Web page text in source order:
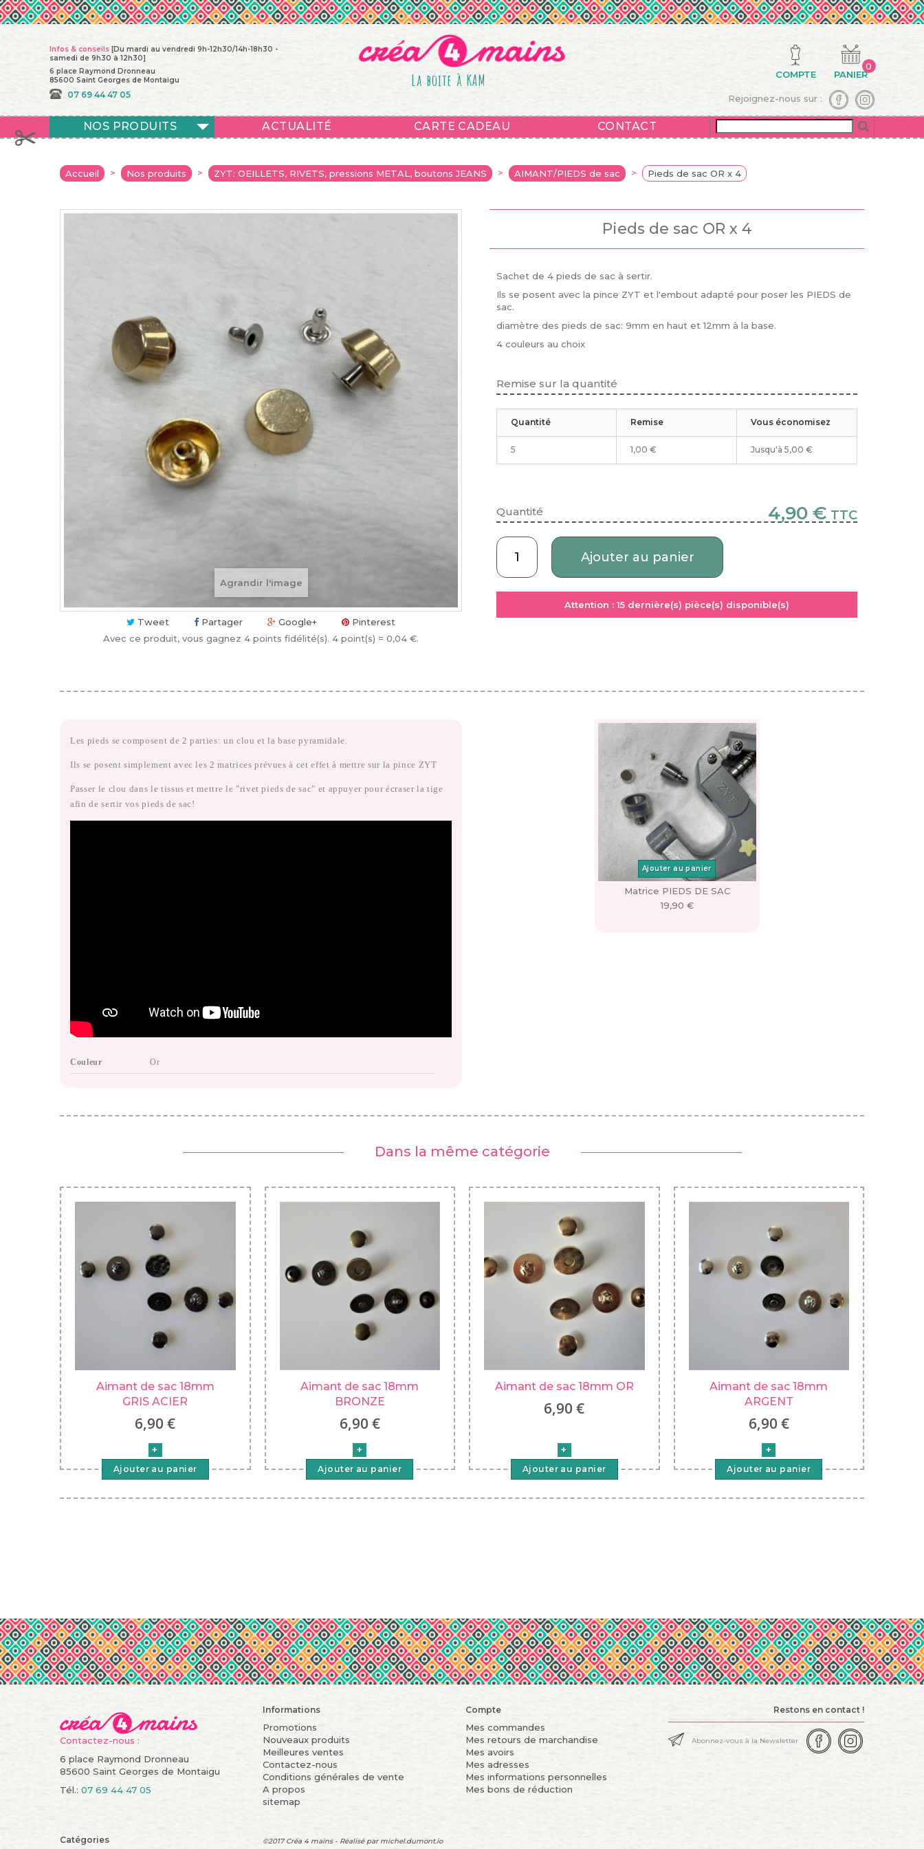
Infos & conseils [Du mardi au vendredi 9h-12h30/14h-18h30 -
samedi de 9h30 à 12h30]
6 place Raymond Dronneau
85600 Saint Georges de Montaigu
07 69 44 47 05
La boite à KAM PANIER
0
COMPTE
Rejoignez-nous sur :
NOS PRODUITS ACTUALITÉ CARTE CADEAU CONTACT
Accueil > Nos produits > ZYT: OEILLETS, RIVETS, pressions METAL, boutons JEANS > AIMANT/PIEDS de sac > Pieds de sac OR x 4
Agrandir l'image
Tweet Partager Google+
Pinterest
Avec ce produit, vous gagnez 4 points fidélité(s). 4 point(s) = 0,04 €.
Pieds de sac OR x 4
Sachet de 4 pieds de sac à sertir.
Ils se posent avec la pince ZYT et l'embout adapté pour poser les PIEDS de
sac.
diamètre des pieds de sac: 9mm en haut et 12mm à la base.
4 couleurs au choix
Remise sur la quantité
Quantité Remise Vous économisez
5 1,00 € Jusqu'à 5,00 €
Quantité 4,90 € TTC
Ajouter au panier
Attention : 15 dernière(s) pièce(s) disponible(s)
Les pieds se composent de 2 parties: un clou et la base pyramidale.
Ils se posent simplement avec les 2 matrices prévues à cet effet à mettre sur la pince ZYT
Passer le clou dans le tissus et mettre le "rivet pieds de sac" et appuyer pour écraser la tige
afin de sertir vos pieds de sac!
Couleur Or
Ajouter au panier
Matrice PIEDS DE SAC
19,90 €
Dans la même catégorie
Aimant de sac 18mm
GRIS ACIER
6,90 €
Ajouter au panier
Aimant de sac 18mm
BRONZE
6,90 €
Ajouter au panier
Aimant de sac 18mm OR
6,90 €
Ajouter au panier
Aimant de sac 18mm
ARGENT
6,90 €
Ajouter au panier
Contactez-nous :
6 place Raymond Dronneau
85600 Saint Georges de Montaigu
Tél.: 07 69 44 47 05
Informations
Promotions
Nouveaux produits
Meilleures ventes
Contactez-nous
Conditions générales de vente
A propos
sitemap
Compte
Mes commandes
Mes retours de marchandise
Mes avoirs
Mes adresses
Mes informations personnelles
Mes bons de réduction
Restons en contact !
Catégories ©2017 Créa 4 mains - Réalisé par michel.dumont.io